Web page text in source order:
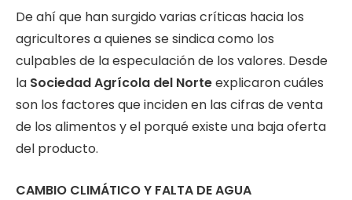
De ahí que han surgido varias críticas hacia los
agricultores a quienes se sindica como los
culpables de la especulación de los valores. Desde
la Sociedad Agrícola del Norteexplicaron cuáles
son los factores que inciden en las cifras de venta
de los alimentos y el porqué existe una baja oferta
del producto.
CAMBIO CLIMÁTICO Y FALTA DE AGUA